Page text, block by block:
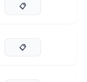
📋
📋